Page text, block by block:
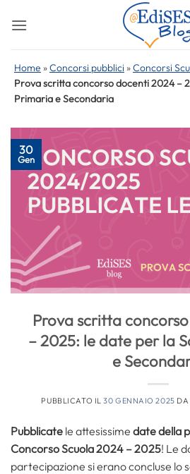
Home »Concorsi pubblici »Concorsi
Prova scritta concorso docenti 2024 –
Primaria e Secondaria
30
Gen
Prova scritta
– 2025: le date per la
e
PUBBLICATO IL30 GENNAIO 2025 DA
Pubblicate le attesissime date della
Concorso Scuola 2024 – 2025! Le
partecipazione si erano concluse lo